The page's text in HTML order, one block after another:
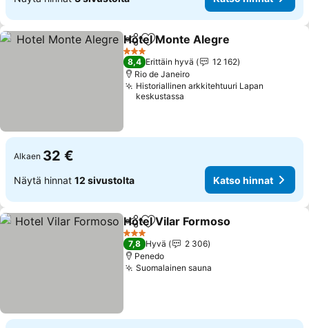
Jaa Lisää suosikkeihin
Hotel Monte Alegre
3 Tähtiluokitus
8,4 Erittäin hyvä
12 162
Rio de Janeiro
Historiallinen arkkitehtuuri Lapan
keskustassa
Alkaen 32 €
Näytä hinnat 12 sivustolta Katso hinnat
Jaa Lisää suosikkeihin
Hotel Vilar Formoso
3 Tähtiluokitus
7,8 Hyvä
2 306
Penedo
Suomalainen sauna